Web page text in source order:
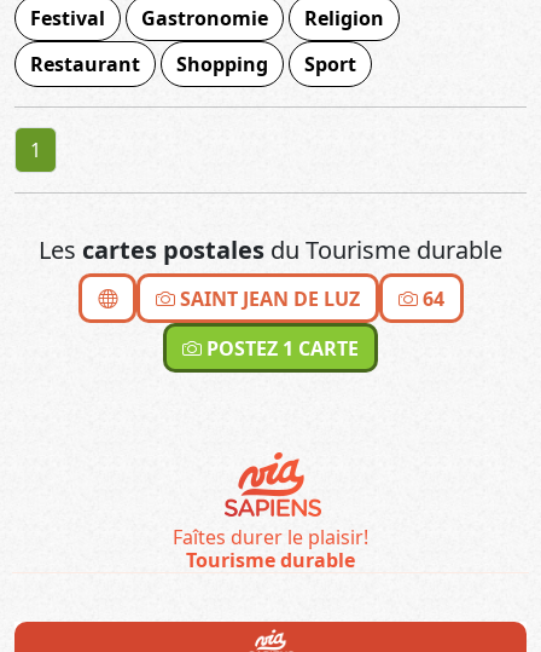
Festival Gastronomie
Religion
Restaurant
Shopping Sport
1
Les cartes postales du Tourisme durable
SAINT JEAN DE LUZ
64
POSTEZ 1 CARTE
Faîtes durer le plaisir!
Tourisme durable